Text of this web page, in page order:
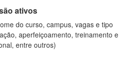
ativos
do curso, campus, vagas e tipo
aperfeiçoamento, treinamento e
entre outros)